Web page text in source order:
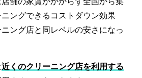
ングできるコストダウン効果
ング店と同レベルの安さになっ
近くのクリーニング店を利用する